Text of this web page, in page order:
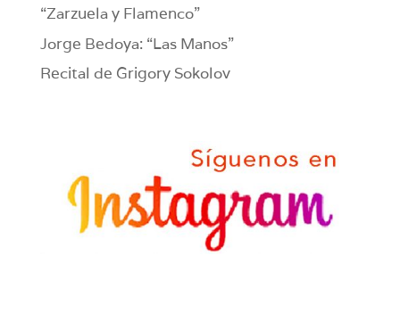
“Zarzuela y Flamenco”
Jorge Bedoya: “Las Manos”
Recital de Grigory Sokolov